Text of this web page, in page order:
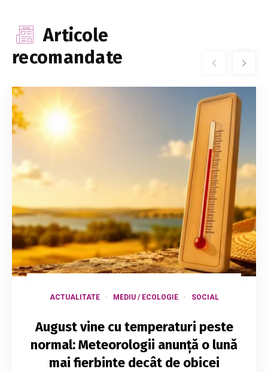
Articole
recomandate
ACTUALITATE MEDIU / ECOLOGIE SOCIAL
August vine cu temperaturi peste
normal: Meteorologii anunță o lună
mai fierbinte decât de obicei